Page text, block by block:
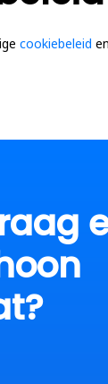
cookiebeleid